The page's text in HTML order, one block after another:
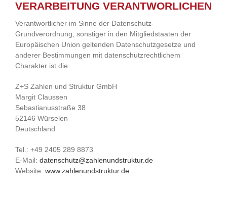
VERARBEITUNG VERANTWORLICHEN
Verantwortlicher im Sinne der Datenschutz-
Grundverordnung, sonstiger in den Mitgliedstaaten der
Europäischen Union geltenden Datenschutzgesetze und
anderer Bestimmungen mit datenschutzrechtlichem
Charakter ist die:
Z+S Zahlen und Struktur GmbH
Margit Claussen
Sebastianusstraße 38
52146 Würselen
Deutschland
Tel.: +49 2405 289 8873
E-Mail: datenschutz@zahlenundstruktur.de
Website: www.zahlenundstruktur.de